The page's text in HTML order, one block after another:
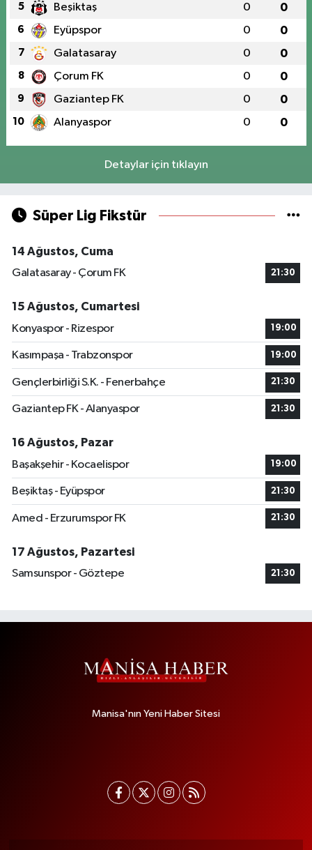
5 Beşiktaş 0 0
6 Eyüpspor 0 0
7 Galatasaray 0 0
8 Çorum FK 0 0
9 Gaziantep FK 0 0
10 Alanyaspor 0 0
Detaylar için tıklayın
Süper Lig Fikstür
14 Ağustos, Cuma
Galatasaray - Çorum FK
21:30
15 Ağustos, Cumartesi
Konyaspor - Rizespor
19:00
Kasımpaşa - Trabzonspor 19:00
Gençlerbirliği S.K. - Fenerbahçe 21:30
Gaziantep FK - Alanyaspor 21:30
16 Ağustos, Pazar
Başakşehir - Kocaelispor
19:00
Beşiktaş - Eyüpspor 21:30
Amed - Erzurumspor FK 21:30
17 Ağustos, Pazartesi
Samsunspor - Göztepe
21:30
Manisa'nın Yeni Haber Sitesi